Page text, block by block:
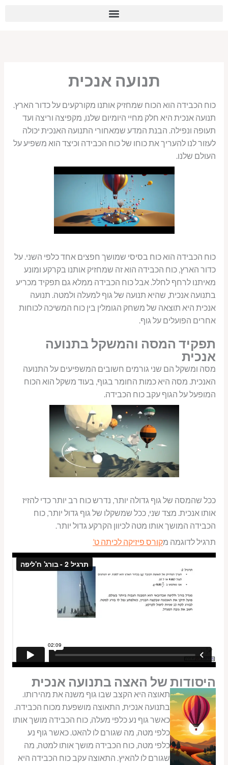
תנועה אנכית
כוח הכבידה הוא הכוח שמחזיק אותנו מקורקעים על כדור הארץ.
תנועה אנכית היא חלק מחיי היומיום שלנו, מקפיצה וריצה ועד
תעופה ונפילה. הבנת המדע שמאחורי התנועה האנכית יכולה
לעזור לנו להעריך את כוחו של כוח הכבידה וכיצד הוא משפיע על
העולם שלנו.
כוח הכבידה הוא כוח בסיסי שמושך חפצים אחד כלפי השני. על
כדור הארץ, כוח הכבידה הוא זה שמחזיק אותנו בקרקע ומונע
מאיתנו לרחף לחלל. אבל כוח הכבידה ממלא גם תפקיד מכריע
בתנועה אנכית, שהיא תנועה של גוף למעלה ולמטה. תנועה
אנכית היא תוצאה של משחק הגומלין בין כוח המשיכה לכוחות
אחרים הפועלים על גוף.
תפקיד המסה והמשקל בתנועה
אנכית
מסה ומשקל הם שני גורמים חשובים המשפיעים על התנועה
האנכית. מסה היא כמות החומר בגוף, בעוד משקל הוא הכוח
המופעל על הגוף עקב כוח הכבידה.
ככל שהמסה של גוף גדולה יותר, נדרש כוח רב יותר כדי להזיז
אותו אנכית. מצד שני, ככל שמשקלו של גוף גדול יותר, כוח
הכבידה המושך אותו מטה לכיוון הקרקע גדול יותר.
תרגיל לדוגמה מקורס פיזיקה לכיתה ט’
היסודות של האצה בתנועה אנכית
תאוצה היא הקצב שבו גוף משנה את מהירותו.
בתנועה אנכית, התאוצה מושפעת מכוח הכבידה.
כאשר גוף נע כלפי מעלה, כוח הכבידה מושך אותו
כלפי מטה, מה שגורם לו להאט. כאשר גוף נע
כלפי מטה, כוח הכבידה מושך אותו למטה, מה
שגורם לו להאיץ. התאוצה עקב כוח הכבידה היא